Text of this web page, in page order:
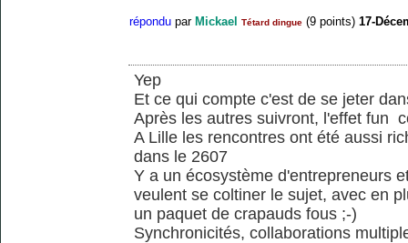
répondu par Mickael Tétard dingue (9 points) 17-
Yep
Et ce qui compte c'est de se jeter
Après les autres suivront, l'effet fun
A Lille les rencontres ont été aussi
dans le 2607
Y a un écosystème d'entrepreneurs
veulent se coltiner le sujet, avec en
un paquet de crapauds fous ;-)
Synchronicités, collaborations